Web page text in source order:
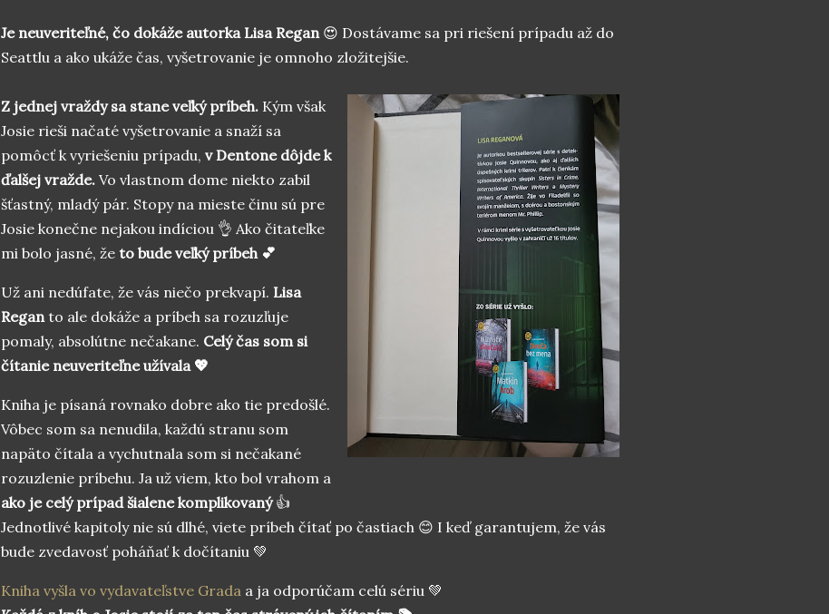
Je neuveriteľné, čo dokáže autorka Lisa Regan😍 Dostávame sa pri riešení prípadu až do
Seattlu a ako ukáže čas, vyšetrovanie je omnoho zložitejšie.
Z jednej vraždy sa stane veľký príbeh. Kým však
Josie rieši načaté vyšetrovanie a snaží sa
pomôcť k vyriešeniu prípadu, v Dentone dôjde k
ďalšej vražde. Vo vlastnom dome niekto zabil
šťastný, mladý pár. Stopy na mieste činu sú pre
Josie konečne nejakou indíciou 👌 Ako čitateľke
mi bolo jasné, že to bude veľký príbeh 💕
Už ani nedúfate, že vás niečo prekvapí. Lisa
Reganto ale dokáže a príbeh sa rozuzľuje
pomaly, absolútne nečakane. Celý čas som si
čítanie neuveriteľne užívala 💖
Kniha je písaná rovnako dobre ako tie predošlé.
Vôbec som sa nenudila, každú stranu som
napäto čítala a vychutnala som si nečakané
rozuzlenie príbehu. Ja už viem, kto bol vrahom a
ako je celý prípad šialene komplikovaný👍
Jednotlivé kapitoly nie sú dlhé, viete príbeh čítať po častiach 😊 I keď garantujem, že vás
bude zvedavosť poháňať k dočítaniu 💚
Kniha vyšla vo vydavateľstve Grada a ja odporúčam celú sériu 💚